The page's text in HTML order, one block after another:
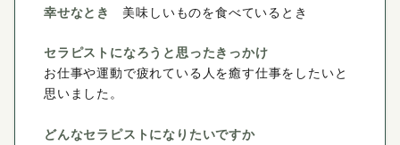
幸せなとき 美味しいものを食べているとき
セラピストになろうと思ったきっかけ
お仕事や運動で疲れている人を癒す仕事をしたいと
思いました。
どんなセラピストになりたいですか